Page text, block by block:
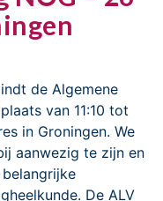
de Algemene
van 11:10 tot
in Groningen. We
aanwezig te zijn en
De ALV